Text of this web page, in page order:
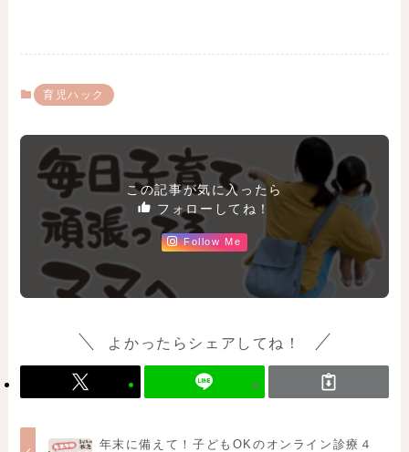
育児ハック
この記事が気に入ったら
フォローしてね！
Follow Me
よかったらシェアしてね！
年末に備えて！子どもOKのオンライン診療４